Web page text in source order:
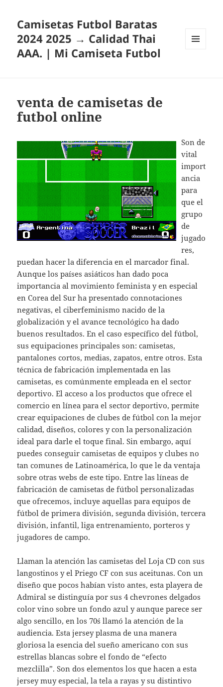
Camisetas Futbol Baratas
2024 2025 → Calidad Thai
AAA. | Mi Camiseta Futbol
venta de camisetas de
futbol online
Son de
vital
import
ancia
para
que el
grupo
de
jugado
res,
puedan hacer la diferencia en el marcador final.
Aunque los países asiáticos han dado poca
importancia al movimiento feminista y en especial
en Corea del Sur ha presentado connotaciones
negativas, el ciberfeminismo nacido de la
globalización y el avance tecnológico ha dado
buenos resultados. En el caso específico del fútbol,
sus equipaciones principales son: camisetas,
pantalones cortos, medias, zapatos, entre otros. Esta
técnica de fabricación implementada en las
camisetas, es comúnmente empleada en el sector
deportivo. El acceso a los productos que ofrece el
comercio en línea para el sector deportivo, permite
crear equipaciones de clubes de fútbol con la mejor
calidad, diseños, colores y con la personalización
ideal para darle el toque final. Sin embargo, aquí
puedes conseguir camisetas de equipos y clubes no
tan comunes de Latinoamérica, lo que le da ventaja
sobre otras webs de este tipo. Entre las líneas de
fabricación de camisetas de fútbol personalizadas
que ofrecemos, incluye aquellas para equipos de
fútbol de primera división, segunda división, tercera
división, infantil, liga entrenamiento, porteros y
jugadores de campo.
Llaman la atención las camisetas del Loja CD con sus
langostinos y el Priego CF con sus aceitunas. Con un
diseño que pocos habían visto antes, esta playera de
Admiral se distinguía por sus 4 chevrones delgados
color vino sobre un fondo azul y aunque parece ser
algo sencillo, en los 70´s llamó la atención de la
audiencia. Esta jersey plasma de una manera
gloriosa la esencia del sueño americano con sus
estrellas blancas sobre el fondo de “efecto
mezclilla”. Son dos elementos los que hacen a esta
jersey muy especial, la tela a rayas y su distintivo